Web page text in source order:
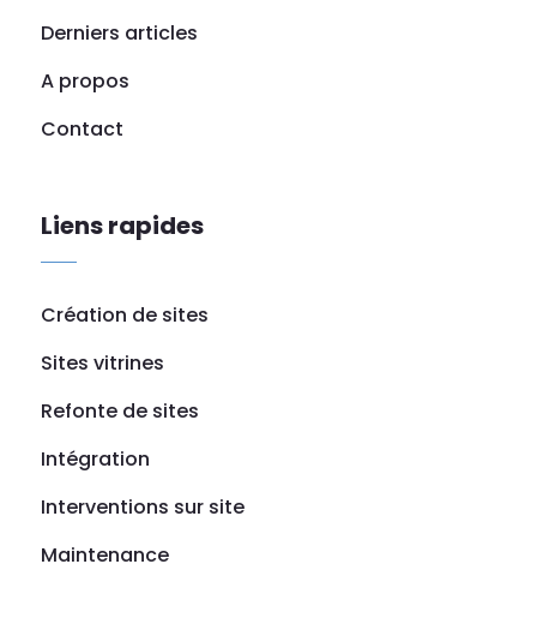
Derniers articles
A propos
Contact
Liens rapides
Création de sites
Sites vitrines
Refonte de sites
Intégration
Interventions sur site
Maintenance